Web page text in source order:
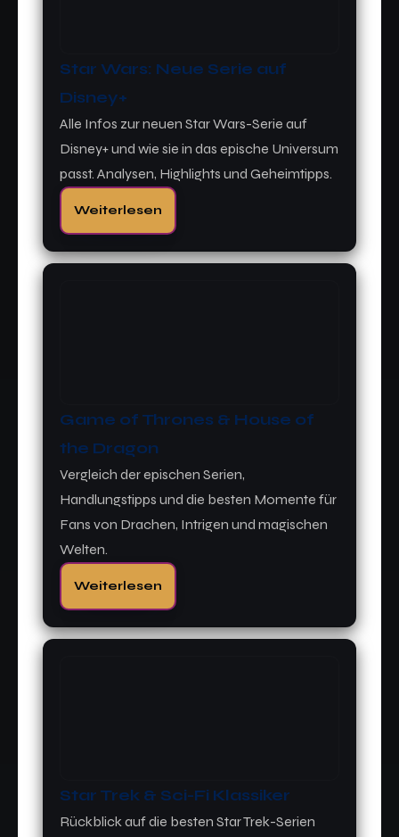
Star Wars: Neue Serie auf
Disney+
Alle Infos zur neuen Star Wars-Serie auf
Disney+ und wie sie in das epische Universum
passt. Analysen, Highlights und Geheimtipps.
Weiterlesen
Game of Thrones & House of
the Dragon
Vergleich der epischen Serien,
Handlungstipps und die besten Momente für
Fans von Drachen, Intrigen und magischen
Welten.
Weiterlesen
Star Trek & Sci-Fi Klassiker
Rückblick auf die besten Star Trek-Serien